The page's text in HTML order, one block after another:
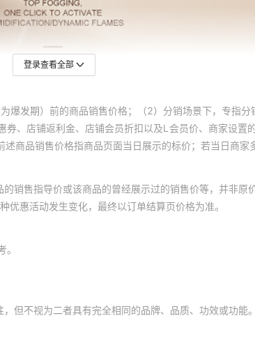
登录查看全部
爆发期）前的商品销售价格；（2）分销场景下，专指
、店铺返利金、店铺会员折扣以及L会员价、商家设
品销售价格指商品页面当日展示的标价；若当日商家
销售指导价或该商品的曾经展示过的销售价等，并非原
惠活动发生变化，最终以订单结算页价格为准。
但不视为二者具有完全相同的品牌、品质、功效或功能。